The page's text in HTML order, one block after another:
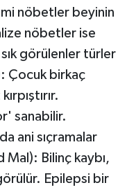
nöbetler beyinin
nöbetler ise
görülenler türler
Çocuk birkaç
sanabilir.
ani sıçramalar
Bilinç kaybı,
Epilepsi bir